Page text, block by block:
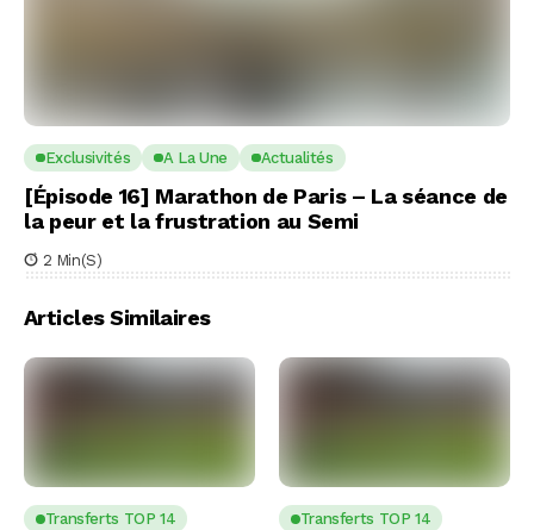
Exclusivités A La Une Actualités
[Épisode 16] Marathon de Paris – La séance de
la peur et la frustration au Semi
2 Min(s)
Articles Similaires
Transferts TOP 14 Transferts TOP 14